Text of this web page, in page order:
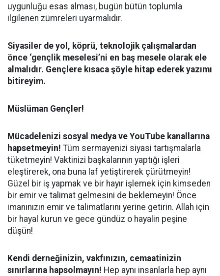
uygunluğu esas alması, bugün bütün toplumla
ilgilenen zümreleri uyarmalıdır.
Siyasiler de yol, köprü, teknolojik çalışmalardan
önce ‘gençlik meselesi’ni en baş mesele olarak ele
almalıdır. Gençlere kısaca şöyle hitap ederek yazımı
bitireyim.
Müslüman Gençler!
Mücadelenizi sosyal medya ve YouTube kanallarına
hapsetmeyin! Tüm sermayenizi siyasi tartışmalarla
tüketmeyin! Vaktinizi başkalarının yaptığı işleri
eleştirerek, ona buna laf yetiştirerek çürütmeyin!
Güzel bir iş yapmak ve bir hayır işlemek için kimseden
bir emir ve talimat gelmesini de beklemeyin! Önce
imanınızın emir ve talimatlarını yerine getirin. Allah için
bir hayal kurun ve gece gündüz o hayalin peşine
düşün!
Kendi derneğinizin, vakfınızın, cemaatinizin
sınırlarına hapsolmayın! Hep aynı insanlarla hep aynı